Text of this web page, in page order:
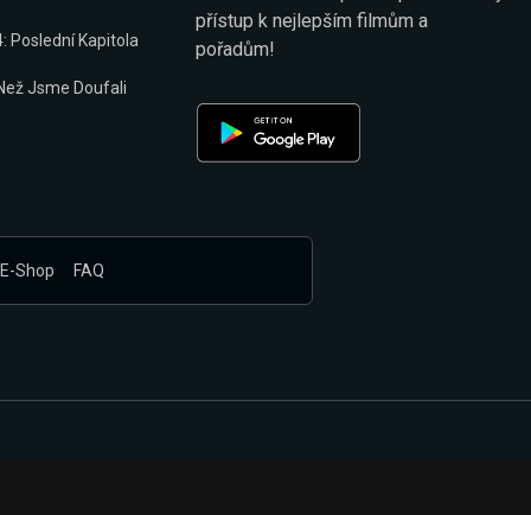
Poslední Kapitola
Jsme Doufali
přístup k nejlepším filmům a
pořadům!
E-Shop FAQ